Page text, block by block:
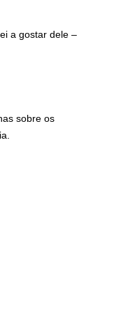
a gostar dele –
sobre os